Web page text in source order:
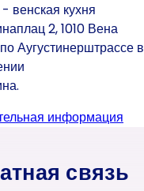
венская кухня
2, 1010 Вена
Аугустинерштрассе в
информация
связь